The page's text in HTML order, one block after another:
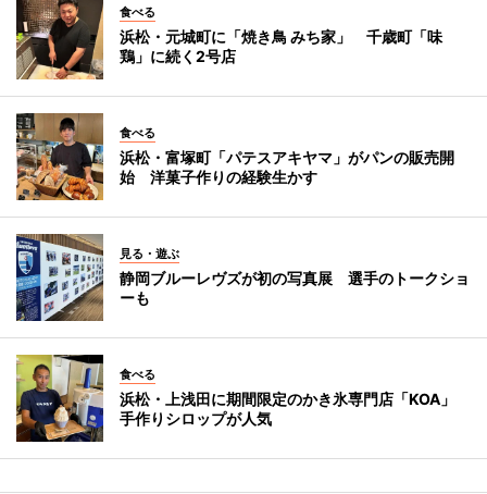
食べる
浜松・元城町に「焼き鳥 みち家」 千歳町「味
鶏」に続く2号店
食べる
浜松・富塚町「パテスアキヤマ」がパンの販売開
始 洋菓子作りの経験生かす
見る・遊ぶ
静岡ブルーレヴズが初の写真展 選手のトークショ
ーも
食べる
浜松・上浅田に期間限定のかき氷専門店「KOA」
手作りシロップが人気